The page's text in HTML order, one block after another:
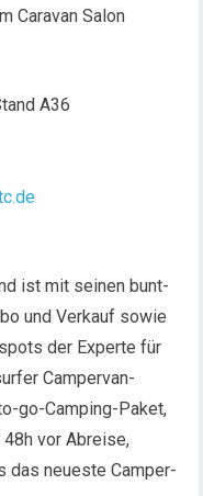
Caravan Salon
A36
ist mit seinen bunt-
und Verkauf sowie
der Experte für
Campervan-
go-Camping-Paket,
vor Abreise,
das neueste Camper-